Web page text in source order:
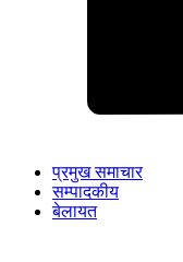
प्रमुख समाचार
सम्पादकीय
बेलायत